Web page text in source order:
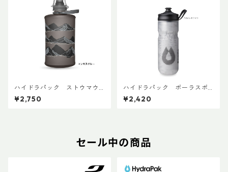
ハイドラパック ストウマウ
ンテン 350ml
¥2,750
ハイドラパック ポーラスポ
ーツ 600ml
¥2,420
セール中の商品